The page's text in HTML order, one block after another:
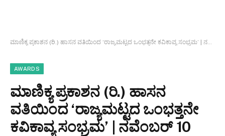
ಮಾಣಿಕ್ಯ ಪ್ರಕಾಶನ (ರಿ.) ಹಾಸನ ವತಿಯಿಂದ ‘ರಾಜ್ಯಮಟ್ಟದ ಒಂಭತ್ತನೇ ಕವಿಕಾವ್ಯ ಸಂಭ್ರಮ’ | ನವೆಂಬರ್ 10
AWARDS
ಮಾಣಿಕ್ಯ ಪ್ರಕಾಶನ (ರಿ.) ಹಾಸನ
ವತಿಯಿಂದ ‘ರಾಜ್ಯಮಟ್ಟದ ಒಂಭತ್ತನೇ
ಕವಿಕಾವ್ಯ ಸಂಭ್ರಮ’ | ನವೆಂಬರ್ 10